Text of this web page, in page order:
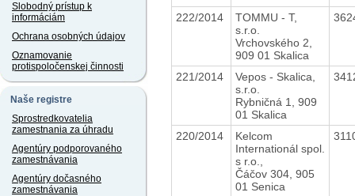
Slobodný prístup k
informáciám
Ochrana osobných údajov
Oznamovanie
protispoločenskej činnosti
Naše registre
Sprostredkovatelia
zamestnania za úhradu
Agentúry podporovaného
zamestnávania
Agentúry dočasného
zamestnávania
222/2014
TOMMU - T,
s.r.o.
Vrchovského 2,
909 01 Skalica
221/2014
Vepos - Skalica,
s.r.o.
Rybničná 1, 909
01 Skalica
220/2014
Kelcom
Internationál spol.
s r.o.,
Čáčov 304, 905
01 Senica